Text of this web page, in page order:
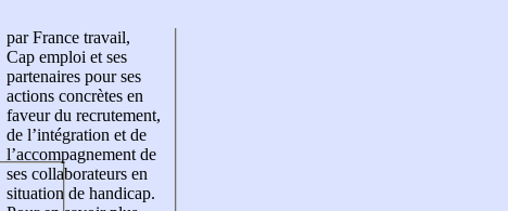
par France travail,
Cap emploi et ses
partenaires pour ses
actions concrètes en
faveur du recrutement,
de l’intégration et de
l’accompagnement de
ses collaborateurs en
situation de handicap.